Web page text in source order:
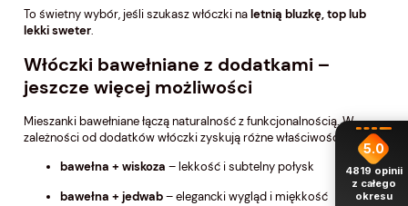
To świetny wybór, jeśli szukasz włóczki naletnią bluzkę, top lub
lekki sweter.
Włóczki bawełniane z dodatkami –
jeszcze więcej możliwości
Mieszanki bawełniane łączą naturalność z funkcjonalnością. W
zależności od dodatków włóczki zyskują różne właściwości:
bawełna + wiskoza – lekkość i subtelny połysk
bawełna + jedwab– elegancki wygląd i miękkość
5.0
4819 opinii
z całego
okresu